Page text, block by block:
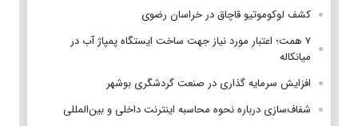
کشف لوکوموتیو قاچاق در خراسان رضوی
۷ همت؛ اعتبار مورد نیاز جهت ساخت ایستگاه پمپاژ آب در
میانکاله
افزایش سرمایه گذاری در صنعت گردشگری بوشهر
شفاف‌سازی درباره نحوه محاسبه اینترنت داخلی و بین‌المللی